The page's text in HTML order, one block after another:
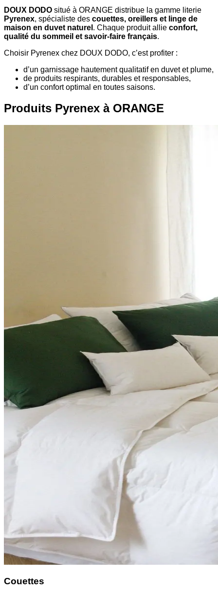
DOUX DODO situé à ORANGE distribue la gamme literie
Pyrenex, spécialiste des couettes, oreillers et linge de
maison en duvet naturel . Chaque produit allie confort,
qualité du sommeil et savoir-faire français.
Choisir Pyrenex chez DOUX DODO, c’est profiter :
d’un garnissage hautement qualitatif en duvet et plume,
de produits respirants, durables et responsables,
d’un confort optimal en toutes saisons.
Produits Pyrenex à ORANGE
Couettes